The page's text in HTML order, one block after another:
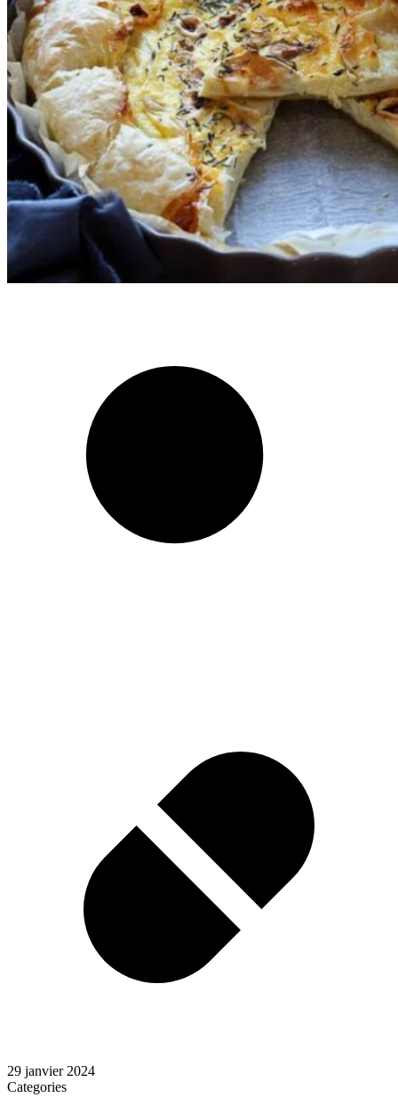
29 janvier 2024
Categories